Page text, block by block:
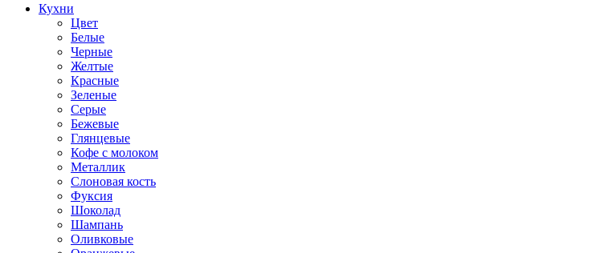
Кухни
Цвет
Белые
Черные
Желтые
Красные
Зеленые
Серые
Бежевые
Глянцевые
Кофе с молоком
Металлик
Слоновая кость
Фуксия
Шоколад
Шампань
Оливковые